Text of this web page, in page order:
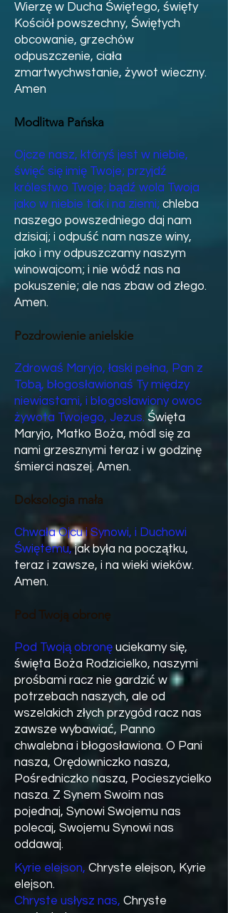
Wierzę w Ducha Świętego, święty
Kościół powszechny, Świętych
obcowanie, grzechów
odpuszczenie, ciała
zmartwychwstanie, żywot wieczny.
Amen
Modlitwa Pańska
Ojcze nasz, któryś jest w niebie,
święć się imię Twoje; przyjdź
królestwo Twoje; bądź wola Twoja
jako w niebie tak i na ziemi; chleba
naszego powszedniego daj nam
dzisiaj; i odpuść nam nasze winy,
jako i my odpuszczamy naszym
winowajcom; i nie wódź nas na
pokuszenie; ale nas zbaw od złego.
Amen.
Pozdrowienie anielskie
Zdrowaś Maryjo, łaski pełna, Pan z
Tobą, błogosławionaś Ty między
niewiastami, i błogosławiony owoc
żywota Twojego, Jezus. Święta
Maryjo, Matko Boża, módl się za
nami grzesznymi teraz i w godzinę
śmierci naszej. Amen.
Doksologia mała
Chwała Ojcu i Synowi, i Duchowi
Świętemu, jak była na początku,
teraz i zawsze, i na wieki wieków.
Amen.
Pod Twoją obronę
Pod Twoją obronę uciekamy się,
święta Boża Rodzicielko, naszymi
prośbami racz nie gardzić w
potrzebach naszych, ale od
wszelakich złych przygód racz nas
zawsze wybawiać, Panno
chwalebna i błogosławiona. O Pani
nasza, Orędowniczko nasza,
Pośredniczko nasza, Pocieszycielko
nasza. Z Synem Swoim nas
pojednaj, Synowi Swojemu nas
polecaj, Swojemu Synowi nas
oddawaj.
Kyrie elejson, Chryste elejson, Kyrie
elejson.
Chryste usłysz nas, Chryste